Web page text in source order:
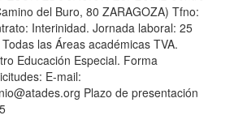
del Buro, 80 ZARAGOZA) Tfno:
Interinidad. Jornada laboral: 25
las Áreas académicas TVA.
Educación Especial. Forma
E-mail:
Plazo de presentación